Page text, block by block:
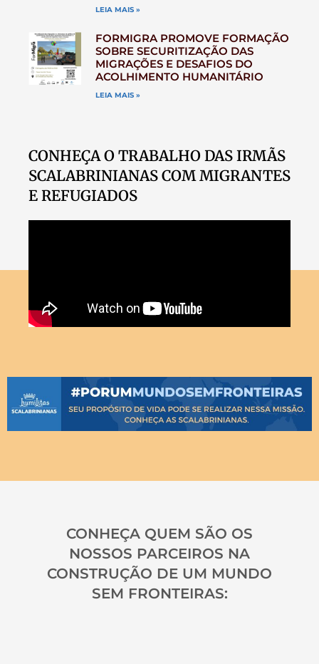
LEIA MAIS »
FORMIGRA PROMOVE FORMAÇÃO
SOBRE SECURITIZAÇÃO DAS
MIGRAÇÕES E DESAFIOS DO
ACOLHIMENTO HUMANITÁRIO
LEIA MAIS »
CONHEÇA O TRABALHO DAS IRMÃS
SCALABRINIANAS COM MIGRANTES
E REFUGIADOS
CONHEÇA QUEM SÃO OS
NOSSOS PARCEIROS NA
CONSTRUÇÃO DE UM MUNDO
SEM FRONTEIRAS: